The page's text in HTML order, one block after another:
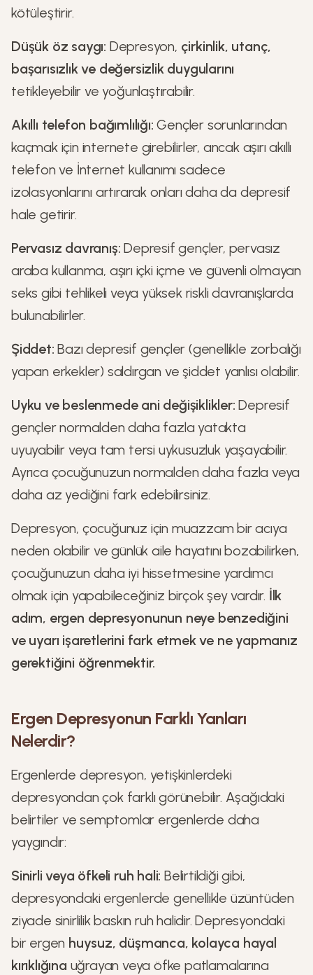
kötüleştirir.
Düşük öz saygı: Depresyon, çirkinlik, utanç,
başarısızlık ve değersizlik duygularını
tetikleyebilir ve yoğunlaştırabilir.
Akıllı telefon bağımlılığı: Gençler sorunlarından
kaçmak için internete girebilirler, ancak aşırı akıllı
telefon ve İnternet kullanımı sadece
izolasyonlarını artırarak onları daha da depresif
hale getirir.
Pervasız davranış: Depresif gençler, pervasız
araba kullanma, aşırı içki içme ve güvenli olmayan
seks gibi tehlikeli veya yüksek riskli davranışlarda
bulunabilirler.
Şiddet:Bazı depresif gençler (genellikle zorbalığı
yapan erkekler) saldırgan ve şiddet yanlısı olabilir.
Uyku ve beslenmede ani değişiklikler: Depresif
gençler normalden daha fazla yatakta
uyuyabilir veya tam tersi uykusuzluk yaşayabilir.
Ayrıca çocuğunuzun normalden daha fazla veya
daha az yediğini fark edebilirsiniz.
Depresyon, çocuğunuz için muazzam bir acıya
neden olabilir ve günlük aile hayatını bozabilirken,
çocuğunuzun daha iyi hissetmesine yardımcı
olmak için yapabileceğiniz birçok şey vardır. İlk
adım, ergen depresyonunun neye benzediğini
ve uyarı işaretlerini fark etmek ve ne yapmanız
gerektiğini öğrenmektir.
Ergen Depresyonun Farklı Yanları
Nelerdir?
Ergenlerde depresyon, yetişkinlerdeki
depresyondan çok farklı görünebilir. Aşağıdaki
belirtiler ve semptomlar ergenlerde daha
yaygındır:
Sinirli veya öfkeli ruh hali: Belirtildiği gibi,
depresyondaki ergenlerde genellikle üzüntüden
ziyade sinirlilik baskın ruh halidir. Depresyondaki
bir ergen huysuz, düşmanca, kolayca hayal
kırıklığına uğrayan veya öfke patlamalarına